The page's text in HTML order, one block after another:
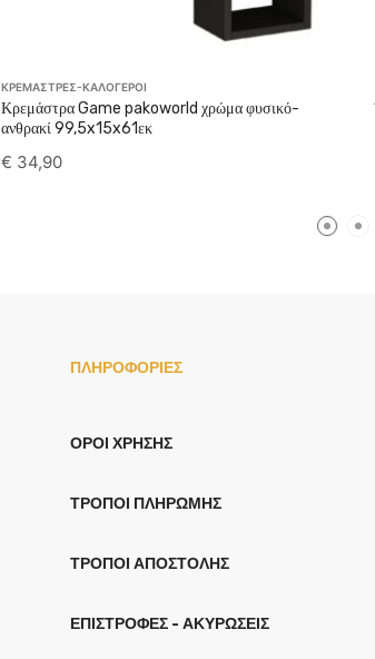
ΚΡΕΜΑΣΤΡΕΣ-ΚΑΛΟΓΕΡΟΙ
Κρεμάστρα Game pakoworld χρώμα φυσικό-
ανθρακί 99,5x15x61εκ
€ 34,90
ΠΛΗΡΟΦΟΡΙΕΣ
ΌΡΟΙ ΧΡΉΣΗΣ
ΤΡΌΠΟΙ ΠΛΗΡΩΜΉΣ
ΤΡΌΠΟΙ ΑΠΟΣΤΟΛΉΣ
ΕΠΙΣΤΡΟΦΈΣ - ΑΚΥΡΏΣΕΙΣ